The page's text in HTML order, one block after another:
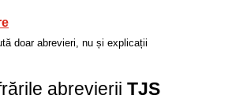
doar abrevieri, nu și explicații
abrevierii TJS